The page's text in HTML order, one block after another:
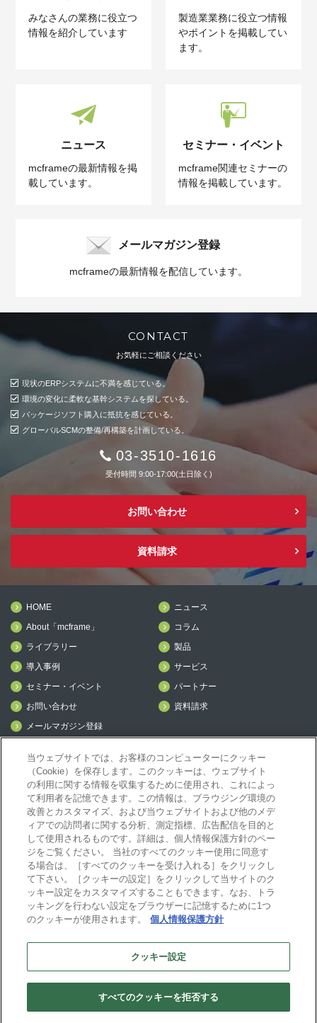
みなさんの業務に役立つ
情報を紹介しています
製造業業務に役立つ情報
やポイントを掲載してい
ます。
ニュース
mcframeの最新情報を掲
載しています。
セミナー・イベント
mcframe関連セミナーの
情報を掲載しています。
メールマガジン登録
mcframeの最新情報を配信しています。
CONTACT
お気軽にご相談ください
現状のERPシステムに不満を感じている。
環境の変化に柔軟な基幹システムを探している。
パッケージソフト購入に抵抗を感じている。
グローバルSCMの整備/再構築を計画している。
03-3510-1616
受付時間 9:00-17:00(土日除く)
お問い合わせ
資料請求
HOME
ニュース
About「mcframe」
コラム
ライブラリー
製品
導入事例
サービス
セミナー・イベント
パートナー
お問い合わせ
資料請求
メールマガジン登録
mcframeナビ（ユーザ登録者）
mcframeユーザ会サイト（MCUG会員専用）
ID発行をご希望の方はこちら
パートナー専用サイト
mcframe GAパートナー専用サイト
MIJS
B-EN-Gについて
ビジネスエンジニアリング株式会社
当ウェブサイトでは、お客様のコンピューターにクッキー
（Cookie）を保存します。このクッキーは、ウェブサイト
の利用に関する情報を収集するために使用され、これによっ
て利用者を記憶できます。この情報は、ブラウジング環境の
改善とカスタマイズ、および当ウェブサイトおよび他のメデ
ィアでの訪問者に関する分析、測定指標、広告配信を目的と
して使用されるものです。詳細は、個人情報保護方針のペー
ジをご覧ください。 当社のすべてのクッキー使用に同意す
る場合は、［すべてのクッキーを受け入れる］をクリックし
て下さい。［クッキーの設定］をクリックして当サイトのク
ッキー設定をカスタマイズすることもできます。なお、トラ
ッキングを行わない設定をブラウザーに記憶するために1つ
のクッキーが使用されます。
個人情報保護方針
クッキー設定
すべてのクッキーを拒否する